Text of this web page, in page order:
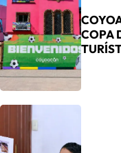
COPA